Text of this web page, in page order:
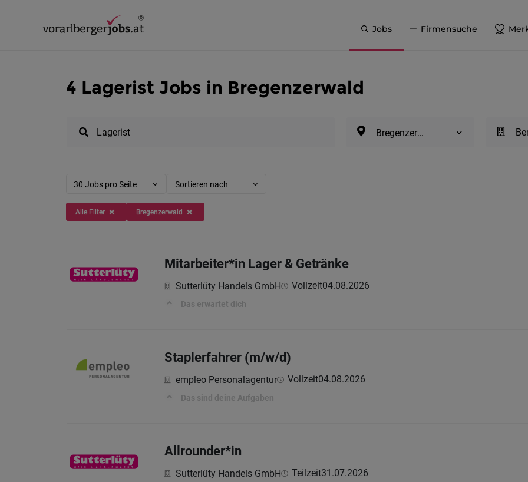
Jobs Firmensuche
4 Lagerist Jobs in Bregenzerwald
Bregenzerwald
30 Jobs pro Seite Sortieren nach
Alle Filter Bregenzerwald
Mitarbeiter*in Lager & Getränke
Sutterlüty Handels GmbH Vollzeit04.08.2026
Das erwartet dich
Staplerfahrer (m/w/d)
empleo Personalagentur Vollzeit04.08.2026
Das sind deine Aufgaben
Allrounder*in
Sutterlüty Handels GmbH Teilzeit31.07.2026